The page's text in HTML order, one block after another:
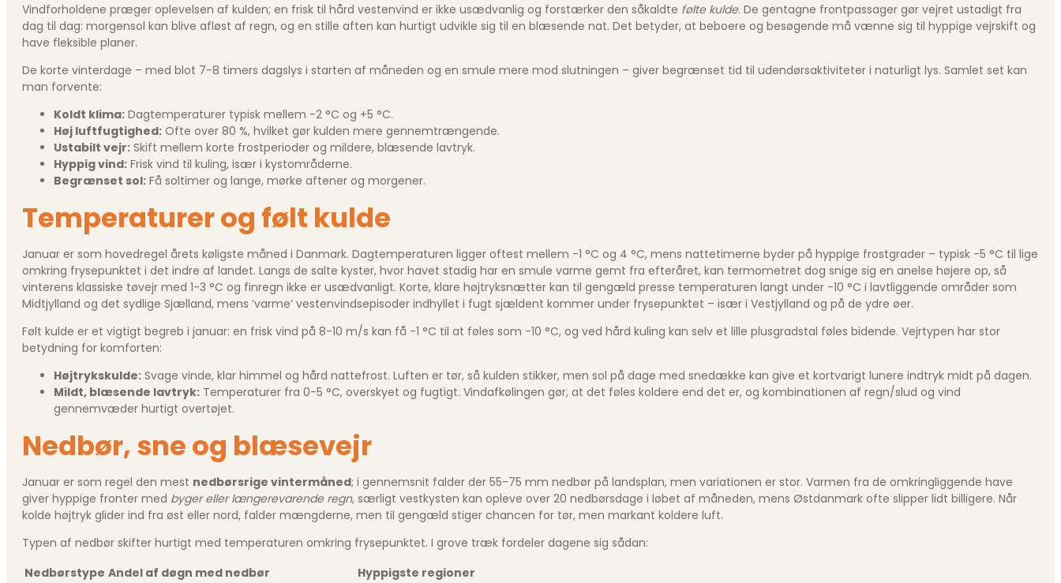
Vindforholdene præger oplevelsen af kulden; en frisk til hård vestenvind er ikke usædvanlig og forstærker den såkaldte følte kulde. De gentagne frontpassager gør vejret ustadigt fra
dag til dag: morgensol kan blive afløst af regn, og en stille aften kan hurtigt udvikle sig til en blæsende nat. Det betyder, at beboere og besøgende må vænne sig til hyppige vejrskift og
have fleksible planer.
De korte vinterdage – med blot 7-8 timers dagslys i starten af måneden og en smule mere mod slutningen – giver begrænset tid til udendørsaktiviteter i naturligt lys. Samlet set kan
man forvente:
Koldt klima: Dagtemperaturer typisk mellem -2 °C og +5 °C.
Høj luftfugtighed: Ofte over 80 %, hvilket gør kulden mere gennemtrængende.
Ustabilt vejr: Skift mellem korte frostperioder og mildere, blæsende lavtryk.
Hyppig vind: Frisk vind til kuling, især i kystområderne.
Begrænset sol: Få soltimer og lange, mørke aftener og morgener.
Temperaturer og følt kulde
Januar er som hovedregel årets køligste måned i Danmark. Dagtemperaturen ligger oftest mellem -1 °C og 4 °C, mens nattetimerne byder på hyppige frostgrader – typisk -5 °C til lige
omkring frysepunktet i det indre af landet. Langs de salte kyster, hvor havet stadig har en smule varme gemt fra efteråret, kan termometret dog snige sig en anelse højere op, så
vinterens klassiske tøvejr med 1-3 °C og finregn ikke er usædvanligt. Korte, klare højtryksnætter kan til gengæld presse temperaturen langt under -10 °C i lavtliggende områder som
Midtjylland og det sydlige Sjælland, mens ’varme’ vestenvinds­episoder indhyllet i fugt sjældent kommer under frysepunktet – især i Vestjylland og på de ydre øer.
Følt kulde er et vigtigt begreb i januar: en frisk vind på 8-10 m/s kan få -1 °C til at føles som -10 °C, og ved hård kuling kan selv et lille plusgradstal føles bidende. Vejrtypen har stor
betydning for komforten:
Højtrykskulde: Svage vinde, klar himmel og hård nattefrost. Luften er tør, så kulden stikker, men sol på dage med snedække kan give et kortvarigt lunere indtryk midt på dagen.
Mildt, blæsende lavtryk: Temperaturer fra 0-5 °C, overskyet og fugtigt. Vindafkølingen gør, at det føles koldere end det er, og kombinationen af regn/slud og vind
gennemvæder hurtigt overtøjet.
Nedbør, sne og blæsevejr
Januar er som regel den mest nedbørsrige vintermåned; i gennemsnit falder der 55-75 mm nedbør på landsplan, men variationen er stor. Varmen fra de omkringliggende have
giver hyppige fronter med byger eller længerevarende regn, særligt vestkysten kan opleve over 20 nedbørsdage i løbet af måneden, mens Østdanmark ofte slipper lidt billigere. Når
kolde højtryk glider ind fra øst eller nord, falder mængderne, men til gengæld stiger chancen for tør, men markant koldere luft.
Typen af nedbør skifter hurtigt med temperaturen omkring frysepunktet. I grove træk fordeler dagene sig sådan:
Nedbørstype Andel af døgn med nedbør
Hyppigste regioner